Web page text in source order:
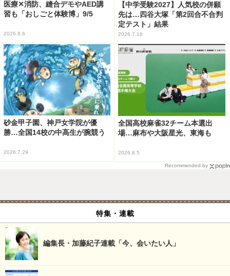
医療✕消防、縫合デモやAED講
習も「おしごと体験博」9/5
2026.8.6
【中学受験2027】人気校の併願
先は…四谷大塚「第2回合不合判
定テスト」結果
2026.7.16
砂金甲子園、神戸女学院が優
勝…全国14校の中高生が腕競う
2026.7.29
全国高校麻雀32チーム本選出
場…麻布や大阪星光、東海も
2026.8.5
Recommended by
特集・連載
編集長・加藤紀子連載「今、会いたい人」